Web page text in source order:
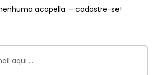
acapella — cadastre-se!